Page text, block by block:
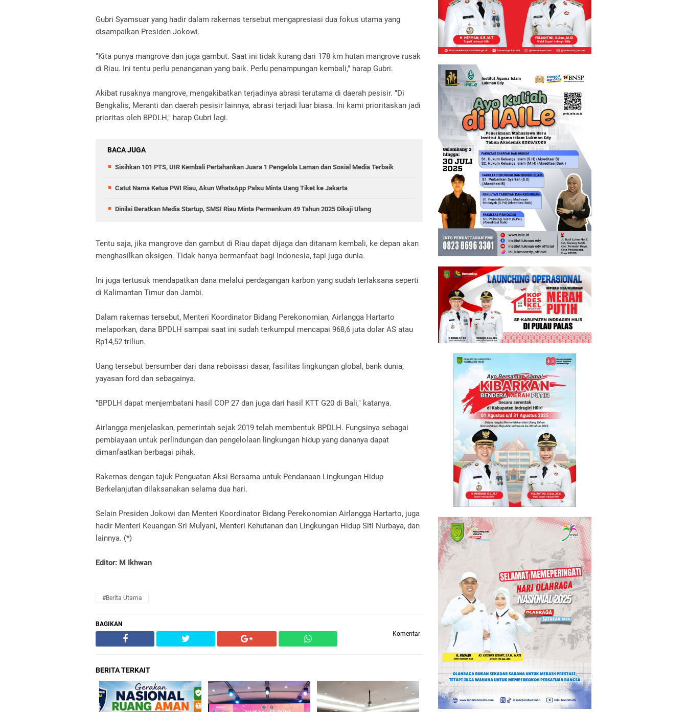
Gubri Syamsuar yang hadir dalam rakernas tersebut mengapresiasi dua fokus utama yang
disampaikan Presiden Jokowi.
"Kita punya mangrove dan juga gambut. Saat ini tidak kurang dari 178 km hutan mangrove rusak
di Riau. Ini tentu perlu penanganan yang baik. Perlu penampungan kembali," harap Gubri.
Akibat rusaknya mangrove, mengakibatkan terjadinya abrasi terutama di daerah pesisir. "Di
Bengkalis, Meranti dan daerah pesisir lainnya, abrasi terjadi luar biasa. Ini kami prioritaskan jadi
prioritas oleh BPDLH," harap Gubri lagi.
BACA JUGA
Sisihkan 101 PTS, UIR Kembali Pertahankan Juara 1 Pengelola Laman dan Sosial Media Terbaik
Catut Nama Ketua PWI Riau, Akun WhatsApp Palsu Minta Uang Tiket ke Jakarta
Dinilai Beratkan Media Startup, SMSI Riau Minta Permenkum 49 Tahun 2025 Dikaji Ulang
Tentu saja, jika mangrove dan gambut di Riau dapat dijaga dan ditanam kembali, ke depan akan
menghasilkan oksigen. Tidak hanya bermanfaat bagi Indonesia, tapi juga dunia.
Ini juga tertusuk mendapatkan dana melalui perdagangan karbon yang sudah terlaksana seperti
di Kalimantan Timur dan Jambi.
Dalam rakernas tersebut, Menteri Koordinator Bidang Perekonomian, Airlangga Hartarto
melaporkan, dana BPDLH sampai saat ini sudah terkumpul mencapai 968,6 juta dolar AS atau
Rp14,52 triliun.
Uang tersebut bersumber dari dana reboisasi dasar, fasilitas lingkungan global, bank dunia,
yayasan ford dan sebagainya.
"BPDLH dapat menjembatani hasil COP 27 dan juga dari hasil KTT G20 di Bali," katanya.
Airlangga menjelaskan, pemerintah sejak 2019 telah membentuk BPDLH. Fungsinya sebagai
pembiayaan untuk perlindungan dan pengelolaan lingkungan hidup yang dananya dapat
dimanfaatkan berbagai pihak.
Rakernas dengan tajuk Penguatan Aksi Bersama untuk Pendanaan Lingkungan Hidup
Berkelanjutan dilaksanakan selama dua hari.
Selain Presiden Jokowi dan Menteri Koordinator Bidang Perekonomian Airlangga Hartarto, juga
hadir Menteri Keuangan Sri Mulyani, Menteri Kehutanan dan Lingkungan Hidup Siti Nurbaya, dan
lainnya. (*)
Editor: M Ikhwan
#Berita Utama
BAGIKAN
Komentar
BERITA TERKAIT